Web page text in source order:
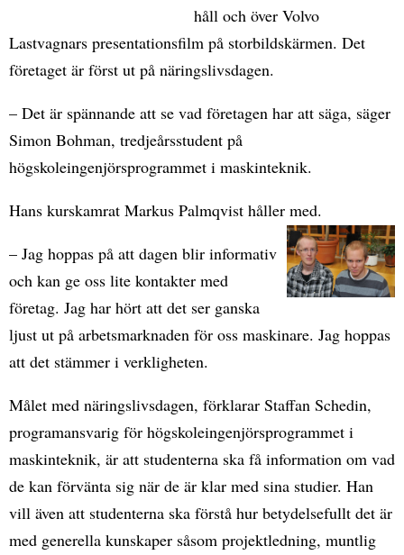
håll och över Volvo
Lastvagnars presentationsfilm på storbildskärmen. Det
företaget är först ut på näringslivsdagen.
– Det är spännande att se vad företagen har att säga, säger
Simon Bohman, tredjeårsstudent på
högskoleingenjörsprogrammet i maskinteknik.
Hans kurskamrat Markus Palmqvist håller med.
– Jag hoppas på att dagen blir informativ
och kan ge oss lite kontakter med
företag. Jag har hört att det ser ganska
ljust ut på arbetsmarknaden för oss maskinare. Jag hoppas
att det stämmer i verkligheten.
Målet med näringslivsdagen, förklarar Staffan Schedin,
programansvarig för högskoleingenjörsprogrammet i
maskinteknik, är att studenterna ska få information om vad
de kan förvänta sig när de är klar med sina studier. Han
vill även att studenterna ska förstå hur betydelsefullt det är
med generella kunskaper såsom projektledning, muntlig